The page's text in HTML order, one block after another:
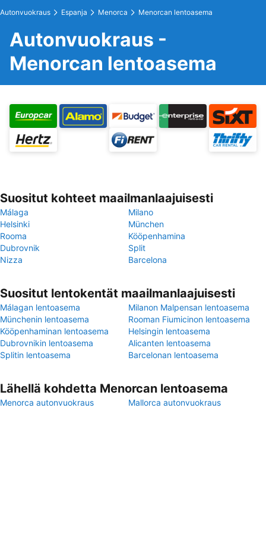
Autonvuokraus Espanja Menorca Menorcan lentoasema
Autonvuokraus -
Menorcan lentoasema
Suositut kohteet maailmanlaajuisesti
Málaga
Milano
Helsinki
München
Rooma
Kööpenhamina
Dubrovnik
Split
Nizza
Barcelona
Suositut lentokentät maailmanlaajuisesti
Málagan lentoasema
Milanon Malpensan lentoasema
Münchenin lentoasema
Rooman Fiumicinon lentoasema
Kööpenhaminan lentoasema
Helsingin lentoasema
Dubrovnikin lentoasema
Alicanten lentoasema
Splitin lentoasema
Barcelonan lentoasema
Lähellä kohdetta Menorcan lentoasema
Menorca autonvuokraus Mallorca autonvuokraus